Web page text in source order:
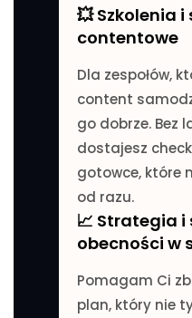
💥 Szkolenia
contentowe
Dla zespołów,
content
go dobrze. Bez
dostajesz
gotowce, które
od razu.
📈 Strategia
obecności w
Pomagam Ci
plan, który nie